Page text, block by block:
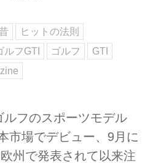
ヒットの法則
ルフGTI ゴルフ
GTI
フのスポーツモデル
市場でデビュー、9月に
州で発表されて以来注